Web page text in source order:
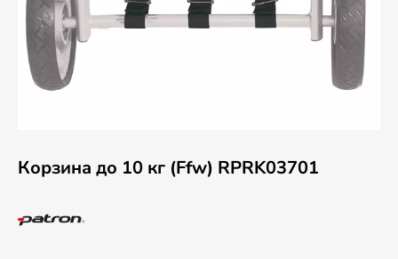
Корзина до 10 кг (Ffw) RPRK03701